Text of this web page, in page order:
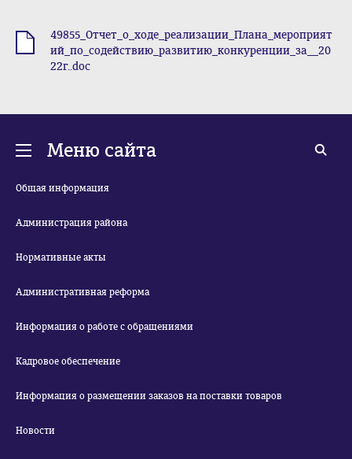
49855_Отчет_о_ходе_реализации_Плана_мероприят
ий_по_содействию_развитию_конкуренции_за__20
22г..doc
Меню сайта
Общая информация
Администрация района
Нормативные акты
Административная реформа
Информация о работе с обращениями
Кадровое обеспечение
Информация о размещении заказов на поставки товаров
Новости